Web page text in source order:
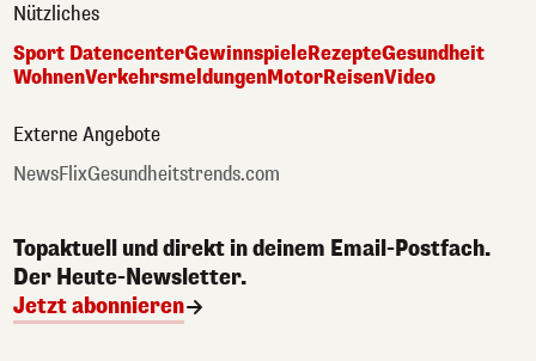
Nützliches
Sport DatencenterGewinnspieleRezepteGesundheit
WohnenVerkehrsmeldungenMotorReisenVideo
Externe Angebote
NewsFlixGesundheitstrends.com
Topaktuell und direkt in deinem Email-Postfach.
Der Heute-Newsletter.
Jetzt abonnieren